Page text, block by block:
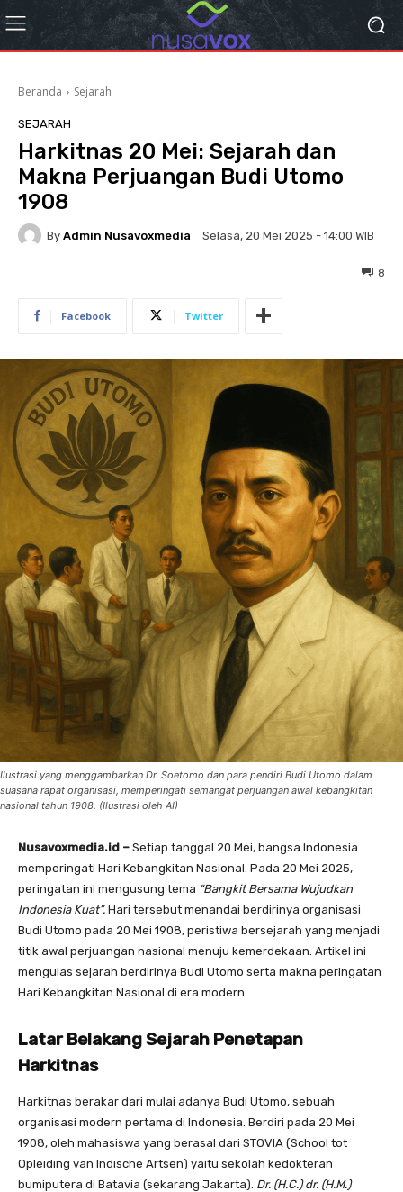
Beranda Sejarah
SEJARAH
Harkitnas 20 Mei: Sejarah dan
Makna Perjuangan Budi Utomo
1908
By Admin Nusavoxmedia Selasa, 20 Mei 2025 - 14:00 WIB
8
Facebook Twitter
Ilustrasi yang menggambarkan Dr. Soetomo dan para pendiri Budi Utomo dalam
suasana rapat organisasi, memperingati semangat perjuangan awal kebangkitan
nasional tahun 1908. (Ilustrasi oleh AI)
Nusavoxmedia.id – Setiap tanggal 20 Mei, bangsa Indonesia
memperingati Hari Kebangkitan Nasional. Pada 20 Mei 2025,
peringatan ini mengusung tema “Bangkit Bersama Wujudkan
Indonesia Kuat”. Hari tersebut menandai berdirinya organisasi
Budi Utomo pada 20 Mei 1908, peristiwa bersejarah yang menjadi
titik awal perjuangan nasional menuju kemerdekaan. Artikel ini
mengulas sejarah berdirinya Budi Utomo serta makna peringatan
Hari Kebangkitan Nasional di era modern.
Latar Belakang Sejarah Penetapan
Harkitnas
Harkitnas berakar dari mulai adanya Budi Utomo, sebuah
organisasi modern pertama di Indonesia. Berdiri pada 20 Mei
1908, oleh mahasiswa yang berasal dari STOVIA (School tot
Opleiding van Indische Artsen) yaitu sekolah kedokteran
bumiputera di Batavia (sekarang Jakarta). Dr. (H.C.) dr. (H.M.)